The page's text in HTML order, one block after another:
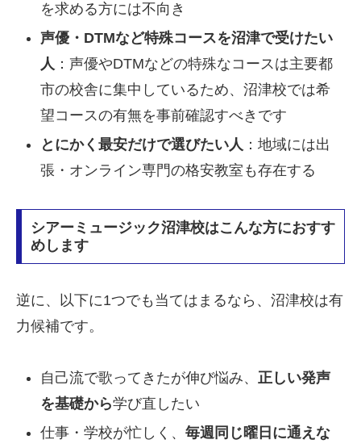
を求める方には不向き
声優・DTMなど特殊コースを沼津で受けたい
人 ：声優やDTMなどの特殊なコースは主要都
市の校舎に集中しているため、沼津校では希
望コースの有無を事前確認すべきです
とにかく最安だけで選びたい人 ：地域には出
張・オンライン専門の格安教室も存在する
シアーミュージック沼津校はこんな方におすす
めします
逆に、以下に1つでも当てはまるなら、沼津校は有
力候補です。
自己流で歌ってきたが伸び悩み、 正しい発声
を基礎から学び直したい
仕事・学校が忙しく、 毎週同じ曜日に通えな